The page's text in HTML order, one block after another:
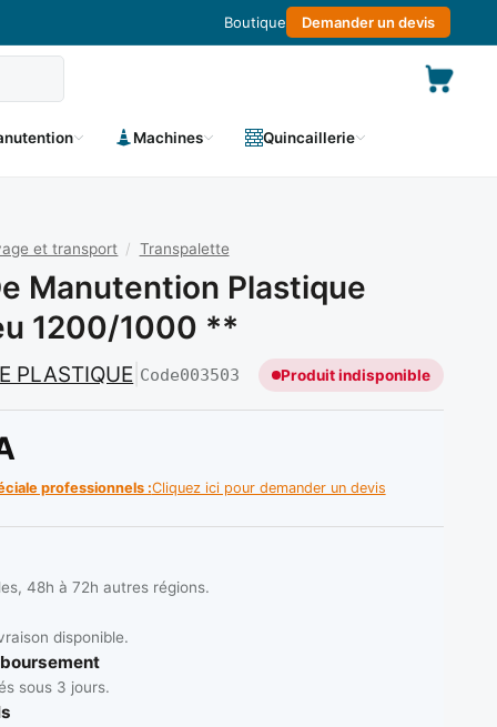
Boutique Demander un devis
Machines Quincaillerie
et transport / Transpalette
Manutention Plastique
1200/1000 **
PLASTIQUE Code003503 Produit indisponible
professionnels :Cliquez ici pour demander un devis
48h à 72h autres régions.
disponible.
sous 3 jours.